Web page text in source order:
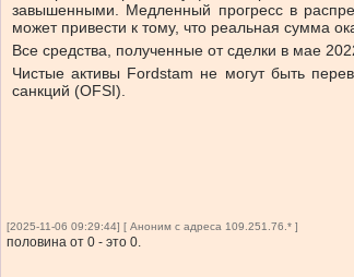
завышенными. Медленный прогресс в
может привести к тому, что реальная сумма
Все средства, полученные от сделки в мае
Чистые активы Fordstam не могут быть
санкций (OFSI).
[2025-11-06 09:29:44] [ Аноним с адреса 109.251.76.* ]
половина от 0 - это 0.